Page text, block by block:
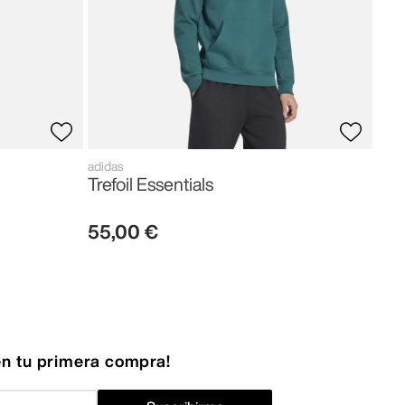
adidas
Trefoil Essentials
55,00 €
tu primera compra!